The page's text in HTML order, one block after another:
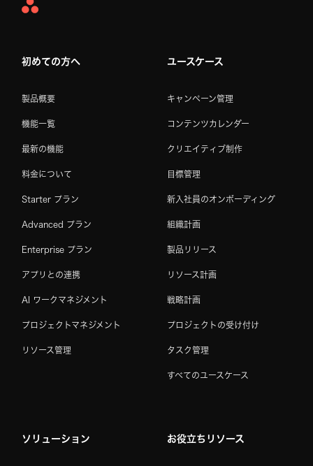
Asana
初めての方へ
製品概要
機能一覧
最新の機能
料金について
Starter プラン
Advanced プラン
Enterprise プラン
アプリとの連携
AI ワークマネジメント
プロジェクトマネジメント
リソース管理
ユースケース
キャンペーン管理
コンテンツカレンダー
クリエイティブ制作
目標管理
新入社員のオンボーディング
組織計画
製品リリース
リソース計画
戦略計画
プロジェクトの受け付け
タスク管理
すべてのユースケース
ソリューション お役立ちリソース